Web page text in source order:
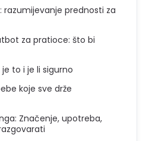
razumijevanje prednosti za
za pratioce: što bi
to i je li sigurno
koje sve drže
Značenje, upotreba,